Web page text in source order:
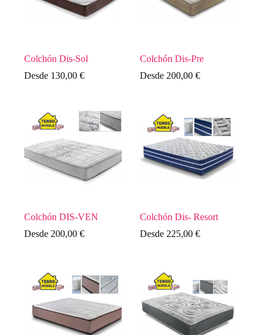
Colchón Dis-Sol
Desde 130,00 €
Colchón Dis-Pre
Desde 200,00€
Colchón DIS-VEN
Desde 200,00 €
Colchón Dis- Resort
Desde 225,00€